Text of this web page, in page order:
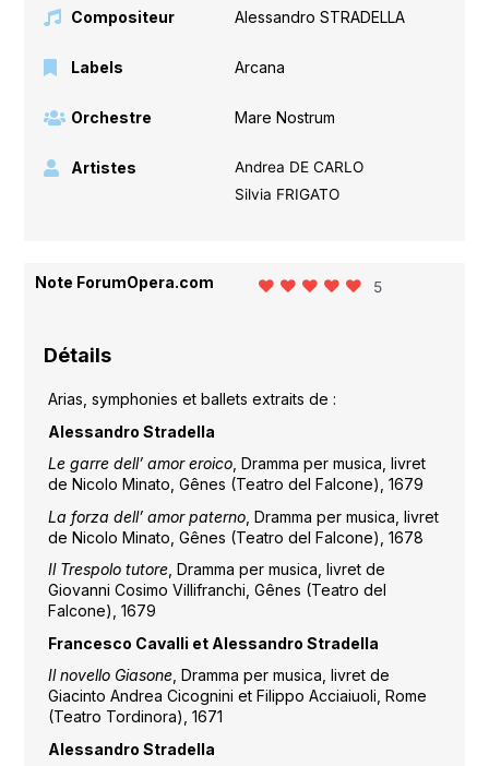
Compositeur Alessandro STRADELLA
Labels Arcana
Orchestre Mare Nostrum
Artistes
Andrea DE CARLO
Silvia FRIGATO
Note ForumOpera.com 5
Détails
Arias, symphonies et ballets extraits de :
Alessandro Stradella
Le garre dell’ amor eroico, Dramma per musica, livret
de Nicolo Minato, Gênes (Teatro del Falcone), 1679
La forza dell’ amor paterno, Dramma per musica, livret
de Nicolo Minato, Gênes (Teatro del Falcone), 1678
Il Trespolo tutore, Dramma per musica, livret de
Giovanni Cosimo Villifranchi, Gênes (Teatro del
Falcone), 1679
Francesco Cavalli et Alessandro Stradella
Il novello Giasone, Dramma per musica, livret de
Giacinto Andrea Cicognini et Filippo Acciaiuoli, Rome
(Teatro Tordinora), 1671
Alessandro Stradella